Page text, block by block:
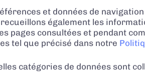
et données de navigation
également les
pages consultées et pendant
tel que précisé dans notre
catégories de données sont